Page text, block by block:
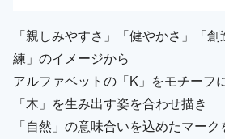
「親しみやすさ」「健やかさ」「
練」のイメージから
アルファベットの「K」をモチーフ
「木」を生み出す姿を合わせ描き
「自然」の意味合いを込めたマーク